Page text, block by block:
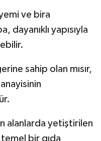
ve bira
dayanıklı yapısıyla
sahip olan mısır,
alanlarda yetiştirilen
bir gıda